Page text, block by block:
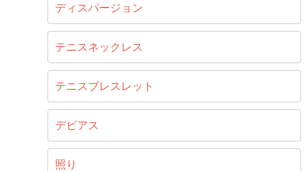
ディスパージョン
テニスネックレス
テニスブレスレット
デビアス
照り